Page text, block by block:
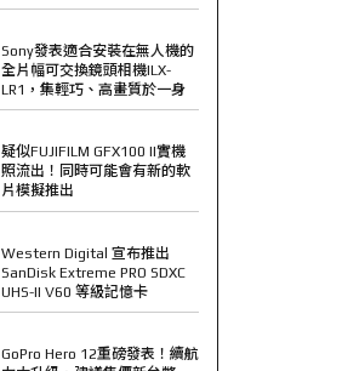
Sony發表適合安裝在無人機的
全片幅可交換鏡頭相機ILX-
LR1，集輕巧、高畫質於一身
疑似FUJIFILM GFX100 II實機
照流出！同時可能會有新的軟
片模擬推出
Western Digital 宣布推出
SanDisk Extreme PRO SDXC
UHS-II V60 等級記憶卡
GoPro Hero 12重磅發表！續航